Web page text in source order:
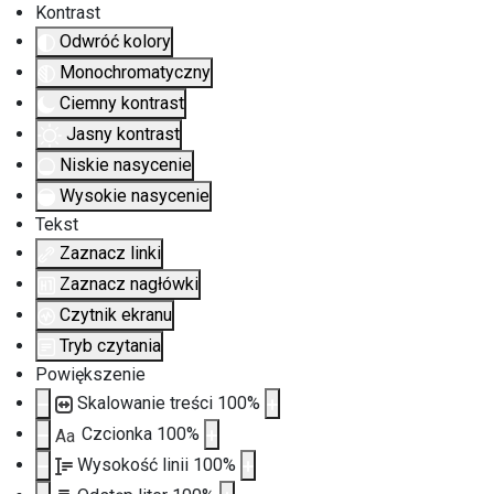
Kontrast
Odwróć kolory
Monochromatyczny
Ciemny kontrast
Jasny kontrast
Niskie nasycenie
Wysokie nasycenie
Tekst
Zaznacz linki
Zaznacz nagłówki
Czytnik ekranu
Tryb czytania
Powiększenie
Skalowanie treści 100%
Aa Czcionka 100%
Wysokość linii 100%